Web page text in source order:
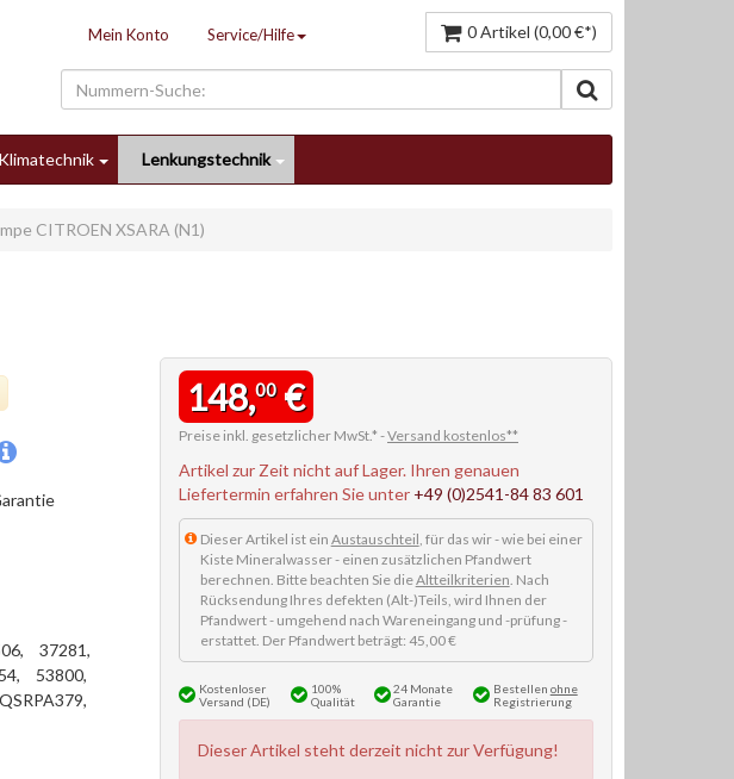
Mein Konto Service/Hilfe 0 Artikel (0,00 €*)
Klimatechnik Lenkungstechnik
CITROEN XSARA (N1)
37281,
53800,
QSRPA379,
148,00€
Preise inkl. gesetzlicher MwSt.* -Versand kostenlos**
Artikel zur Zeit nicht auf Lager. Ihren genauen
Liefertermin erfahren Sie unter +49 (0)2541-84 83 601
Dieser Artikel ist ein Austauschteil, für das wir - wie bei einer
Kiste Mineralwasser - einen zusätzlichen Pfandwert
berechnen. Bitte beachten Sie dieAltteilkriterien. Nach
Rücksendung Ihres defekten (Alt-)Teils, wird Ihnen der
Pfandwert - umgehend nach Wareneingang und -prüfung -
erstattet. Der Pfandwert beträgt: 45,00 €
Kostenloser
Versand (DE)
100%
Qualität
24 Monate
Garantie
Bestellen ohne
Registrierung
Dieser Artikel steht derzeit nicht zur Verfügung!